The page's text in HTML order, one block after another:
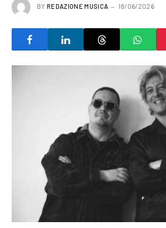
BY REDAZIONE MUSICA 18/06/2026